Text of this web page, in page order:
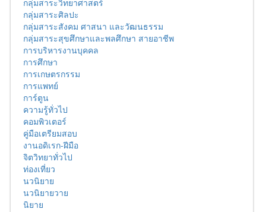
กลุ่มสาระวิทยาศาสตร์
กลุ่มสาระศิลปะ
กลุ่มสาระสังคม ศาสนา และวัฒนธรรม
กลุ่มสาระสุขศึกษาและพลศึกษา สายอาชีพ
การบริหารงานบุคคล
การศึกษา
การเกษตรกรรม
การแพทย์
การ์ตูน
ความรู้ทั่วไป
คอมพิวเตอร์
คู่มือเตรียมสอบ
งานอดิเรก-ฝีมือ
จิตวิทยาทั่วไป
ท่องเที่ยว
นวนิยาย
นวนิยายวาย
นิยาย